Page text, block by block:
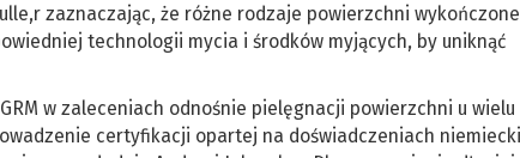
zaznaczając, że różne rodzaje powierzchni wykończone
technologii mycia i środków myjących, by uniknąć
w zaleceniach odnośnie pielęgnacji powierzchni u wielu
certyfikacji opartej na doświadczeniach